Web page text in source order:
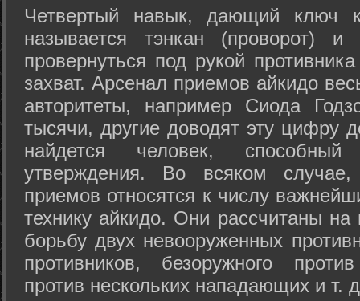
Четвертый навык, дающий ключ
называется тэнкан (проворот)
провернуться под рукой
захват. Арсенал приемов айкидо
авторитеты, например Сиода
тысячи, другие доводят эту цифру
найдется человек,
утверждения. Во всяком
приемов относятся к числу
технику айкидо. Они рассчитаны
борьбу двух невооруженных
противников, безоружного
против нескольких нападающих и т.